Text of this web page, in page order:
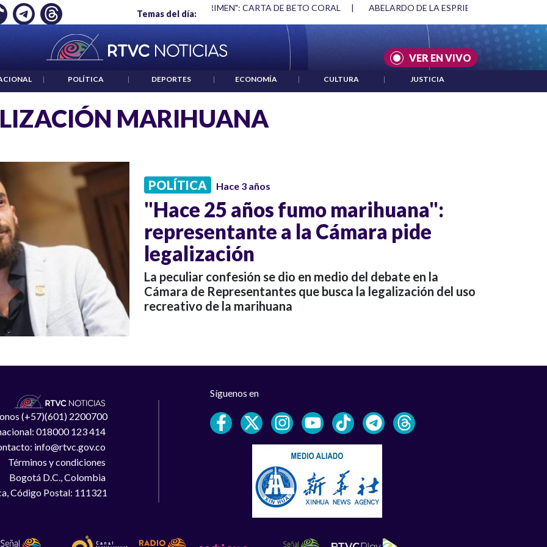
Temas del día:
EMPLEO: JP MORGAN "HABLAR NO ES UN CRIMEN": CARTA DE BETO CORAL | ABELARDO DE LA ESPRIELLA Y DMG
VER EN VIVO
| POLÍTICA | DEPORTES | ECONOMÍA | CULTURA | JUSTICIA
MARIHUANA
POLÍTICA Hace 3 años
"Hace 25 años fumo marihuana":
representante a la Cámara pide
legalización
La peculiar confesión se dio en medio del debate en la
Cámara de Representantes que busca la legalización del uso
recreativo de la marihuana
(+57)(601) 2200700
018000 123 414
info@rtvc.gov.co
Términos y condiciones
Bogotá D.C., Colombia
Código Postal: 111321
Síguenos en